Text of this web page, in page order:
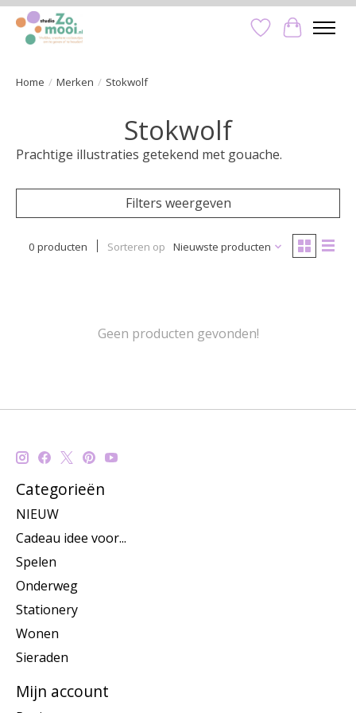
Verlanglijst
Home / Merken / Stokwolf
Stokwolf
Prachtige illustraties getekend met gouache.
Filters weergeven
0 producten Sorteren op Nieuwste producten
Geen producten gevonden!
Categorieën
NIEUW
Cadeau idee voor...
Spelen
Onderweg
Stationery
Wonen
Sieraden
Mijn account